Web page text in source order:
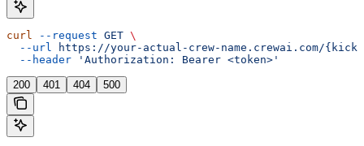
curl --request GET \
  --url
https://your-actual-crew-name.crewai.com/
  --header
'Authorization: Bearer <token>'
200 401 404 500